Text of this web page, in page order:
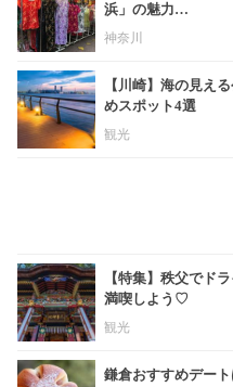
浜」の魅力…
神奈川
【川崎】海の見え
めスポット4選
観光
【特集】秩父でド
満喫しよう♡
観光
鎌倉おすすめデー